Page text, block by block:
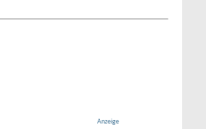
Anzeige